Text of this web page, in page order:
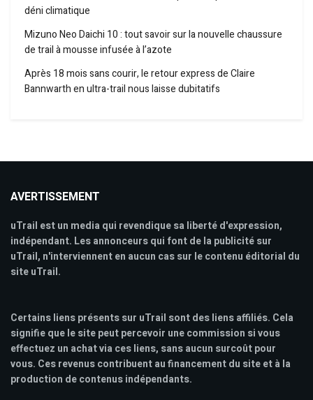
déni climatique
Mizuno Neo Daichi 10 : tout savoir sur la nouvelle chaussure
de trail à mousse infusée à l’azote
Après 18 mois sans courir, le retour express de Claire
Bannwarth en ultra-trail nous laisse dubitatifs
AVERTISSEMENT
uTrail est un media qui revendique sa liberté d'expression,
indépendant. Les annonceurs qui font de la publicité sur
uTrail, n'interviennent en aucun cas sur le contenu éditorial du
site uTrail.
Certains liens présents sur uTrail sont des liens affiliés. Cela
signifie que le site peut percevoir une commission si vous
effectuez un achat via ces liens, sans aucun surcoût pour
vous. Ces revenus contribuent au financement du site et à la
production de contenus indépendants.